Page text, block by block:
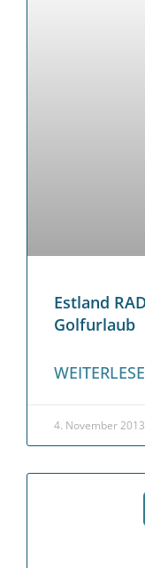
Estland
Golfurlaub
4. November 2013